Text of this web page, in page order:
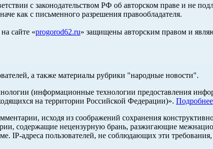
с законодательством РФ об авторском праве и не
как с письменного разрешения правообладателя.
сайте «progorod62.ru» защищены авторским правом и
а также материалы рубрики "народные новости".
(информационные технологии предоставления
на территории Российской Федерации)». Подробнее
исходя из соображений сохранения
содержащие нецензурную брань, разжигающие
IP-адреса пользователей, не соблюдающих эти